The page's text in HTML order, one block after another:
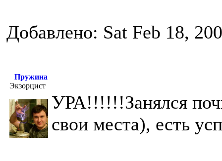
Добавлено: Sat Feb 18,
Пружина
Экзорцист
УРА!!!!!!Занялся
свои места), есть